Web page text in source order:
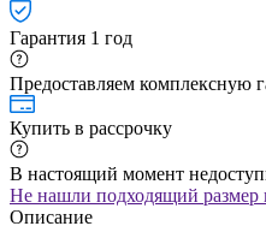
Гарантия 1 год
Предоставляем комплексную
Купить в рассрочку
В настоящий момент
Не нашли подходящий размер
Описание